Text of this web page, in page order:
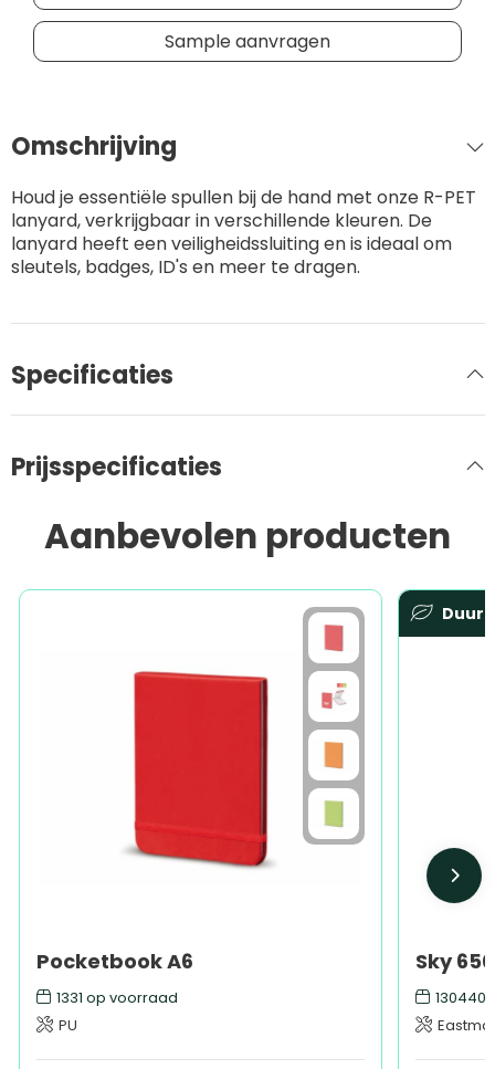
Sample aanvragen
Omschrijving
Houd je essentiële spullen bij de hand met onze R-PET
lanyard, verkrijgbaar in verschillende kleuren. De
lanyard heeft een veiligheidssluiting en is ideaal om
sleutels, badges, ID's en meer te dragen.
Specificaties
Prijsspecificaties
Aanbevolen producten
Pocketbook A6
1331 op voorraad
PU
Sky
130440